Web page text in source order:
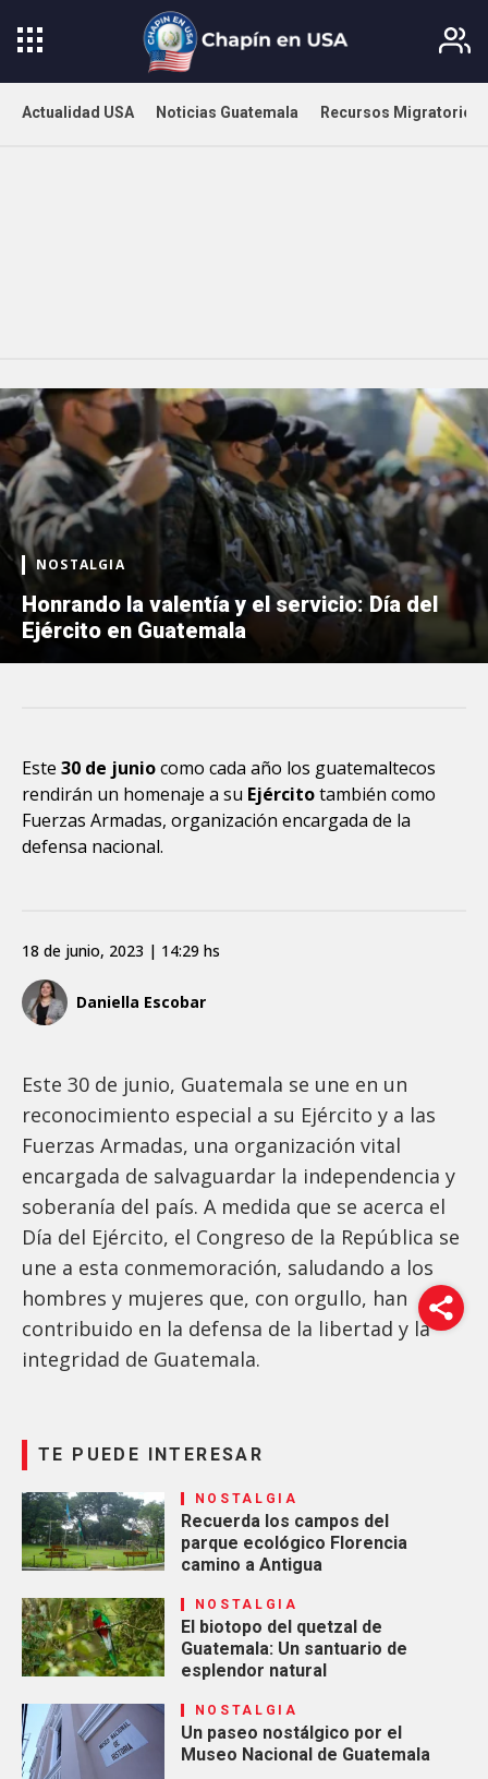
Actualidad USA Noticias Guatemala Recursos Migratorios
NOSTALGIA
Honrando la valentía y el servicio: Día del
Ejército en Guatemala
Este 30 de juniocomo cada año los guatemaltecos
rendirán un homenaje a su Ejércitotambién como
Fuerzas Armadas, organización encargada de la
defensa nacional.
Daniella Escobar
18 de junio, 2023 | 14:29 hs
Este 30 de junio, Guatemala se une en un
reconocimiento especial a su Ejército y a las
Fuerzas Armadas, una organización vital
encargada de salvaguardar la independencia y
soberanía del país. A medida que se acerca el
Día del Ejército, el Congreso de la República se
une a esta conmemoración, saludando a los
hombres y mujeres que, con orgullo, han
contribuido en la defensa de la libertad y la
integridad de Guatemala.
TE PUEDE INTERESAR
NOSTALGIA
Recuerda los campos del
parque ecológico Florencia
camino a Antigua
NOSTALGIA
El biotopo del quetzal de
Guatemala: Un santuario de
esplendor natural
NOSTALGIA
Un paseo nostálgico por el
Museo Nacional de Guatemala